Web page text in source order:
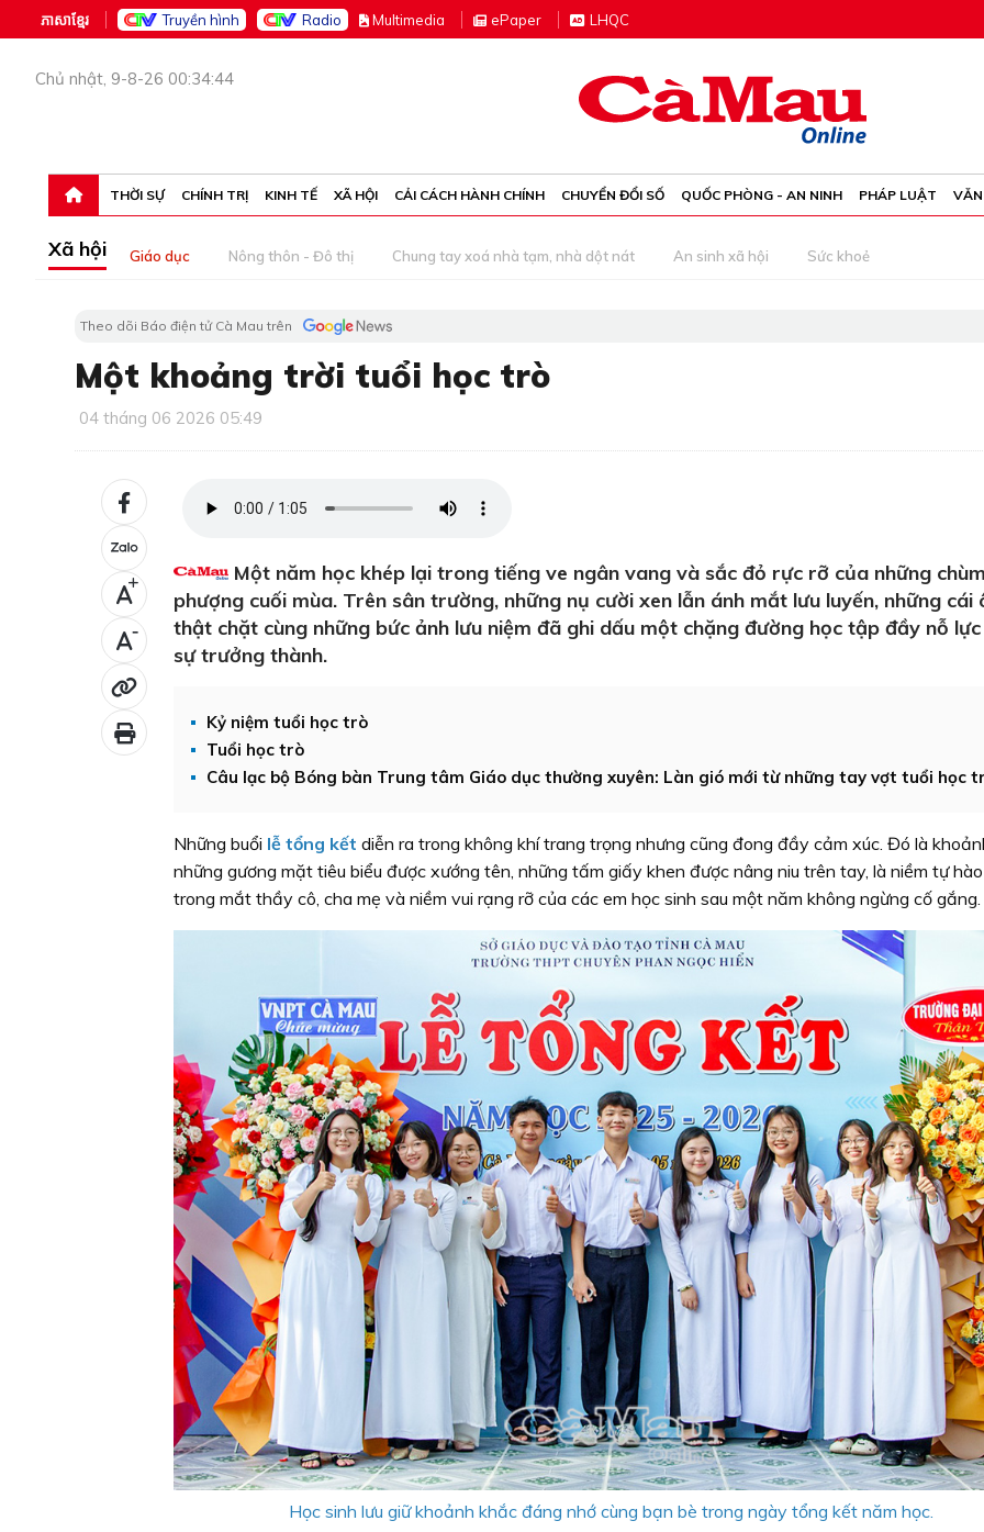
ភាសាខ្មែរ Truyền hình Radio Multimedia ePaper LHQC
Chủ nhật, 9-8-26 00:34:44
THỜI SỰ CHÍNH TRỊ KINH TẾ XÃ HỘI CẢI CÁCH HÀNH CHÍNH CHUYỂN ĐỔI SỐ QUỐC PHÒNG - AN NINH PHÁP LUẬT
Xã hội Giáo dục Nông thôn - Đô thị Chung tay xoá nhà tạm, nhà dột nát An sinh xã hội Sức khoẻ
Theo dõi Báo điện tử Cà Mau trên
Một khoảng trời tuổi học trò
04 tháng 06 2026 05:49
+
-
Một năm học khép lại trong tiếng ve ngân vang và sắc đỏ rực rỡ của những
phượng cuối mùa. Trên sân trường, những nụ cười xen lẫn ánh mắt lưu luyến, những cái
thật chặt cùng những bức ảnh lưu niệm đã ghi dấu một chặng đường học tập đầy nỗ
sự trưởng thành.
Kỷ niệm tuổi học trò
Tuổi học trò
Câu lạc bộ Bóng bàn Trung tâm Giáo dục thường xuyên: Làn gió mới từ những tay vợt tuổi học
Những buổi lễ tổng kết diễn ra trong không khí trang trọng nhưng cũng đong đầy cảm xúc. Đó là
những gương mặt tiêu biểu được xướng tên, những tấm giấy khen được nâng niu trên tay, là niềm tự
trong mắt thầy cô, cha mẹ và niềm vui rạng rỡ của các em học sinh sau một năm không ngừng cố gắng.
Học sinh lưu giữ khoảnh khắc đáng nhớ cùng bạn bè trong ngày tổng kết năm học.